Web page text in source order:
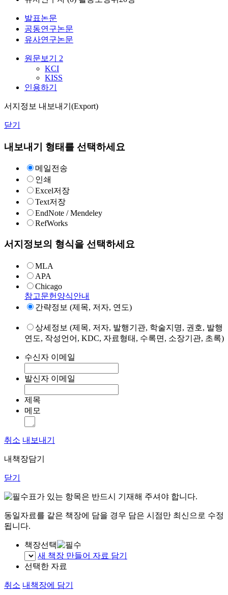
발표논문
공동연구논문
유사연구논문
원문보기 2
KCI
KISS
인용하기
서지정보 내보내기(Export)
닫기
내보내기 형태를 선택하세요
메일전송
인쇄
Excel저장
Text저장
EndNote / Mendeley
RefWorks
서지정보의 형식을 선택하세요
MLA
APA
Chicago
참고문헌양식안내
간략정보 (제목, 저자, 연도)
상세정보 (제목, 저자, 발행기관, 학술지명, 권호, 발행
연도, 작성언어, KDC, 자료형태, 수록면, 소장기관, 초록)
수신자 이메일
발신자 이메일
제목
메모
취소 내보내기
내책장담기
닫기
표가 있는 항목은 반드시 기재해 주셔야 합니다.
동일자료를 같은 책장에 담을 경우 담은 시점만 최신으로 수정
됩니다.
책장선택
새 책장 만들어 자료 담기
선택한 자료
취소 내책장에 담기